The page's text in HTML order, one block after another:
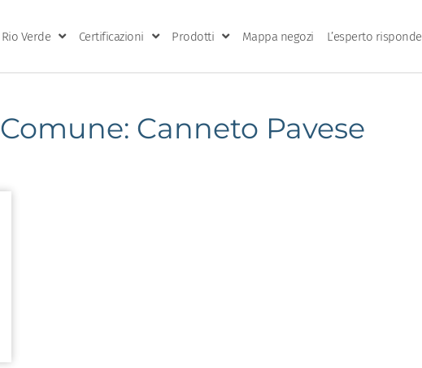
Rio Verde Certificazioni Prodotti Mappa negozi L’esperto risponde
Comune: Canneto Pavese